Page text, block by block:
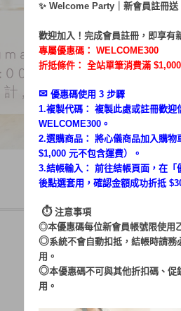
帳號：
✨ Welcome Party｜新會員註冊送
歡迎加入！完成會員註冊，即享有
專屬優惠碼： WELCOME300
折抵條件： 全站單筆消費滿
✉︎ 優惠碼使用 3 步驟
1.複製代碼： 複製此處或註冊歡迎
WELCOME300。
2.選購商品： 將心儀商品加入購物
$1,000 元不包含運費）。
3.結帳輸入： 前往結帳頁面，在「
後點選套用，確認金額成功折抵
⏱︎ 注意事項
◎本優惠碼每位新會員帳號限使用
◎系統不會自動扣抵，結帳時請務
用。
◎本優惠碼不可與其他折扣碼、促
用。